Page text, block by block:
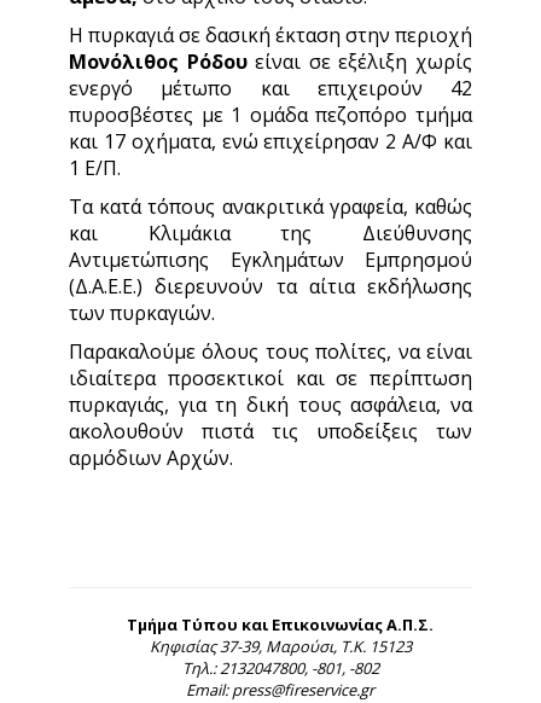
Η πυρκαγιά σε δασική έκταση στην περιοχή
Μονόλιθος Ρόδουείναι σε εξέλιξη χωρίς
ενεργό μέτωπο και επιχειρούν 42
πυροσβέστες με 1 ομάδα πεζοπόρο τμήμα
και 17 οχήματα, ενώ επιχείρησαν 2 Α/Φ και
1 Ε/Π.
Τα κατά τόπους ανακριτικά γραφεία, καθώς
και Κλιμάκια της Διεύθυνσης
Αντιμετώπισης Εγκλημάτων Εμπρησμού
(Δ.Α.Ε.Ε.) διερευνούν τα αίτια εκδήλωσης
των πυρκαγιών.
Παρακαλούμε όλους τους πολίτες, να είναι
ιδιαίτερα προσεκτικοί και σε περίπτωση
πυρκαγιάς, για τη δική τους ασφάλεια, να
ακολουθούν πιστά τις υποδείξεις των
αρμόδιων Αρχών.
Τμήμα Τύπου και Επικοινωνίας Α.Π.Σ.
Κηφισίας 37-39, Μαρούσι, Τ.Κ. 15123
Τηλ.: 2132047800, -801, -802
Email: press@fireservice.gr